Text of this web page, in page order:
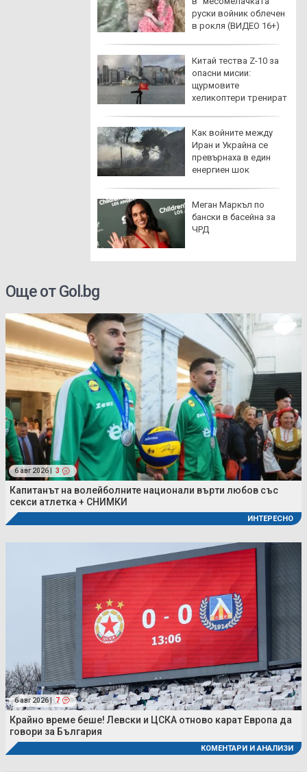
руски войник облечен
в рокля (ВИДЕО 16+)
Китай тества Z-10 за
опасни мисии:
щурмовите
хеликоптери тренират
Как войните между
Иран и Украйна се
превърнаха в един
енергиен шок
Меган Маркъл по
бански в басейна за
ЧРД
Още от Gol.bg
6 авг 2026 | 3
Капитанът на волейболните национали върти любов със
секси атлетка + СНИМКИ
ИНТЕРЕСНО
6 авг 2026 | 7
Крайно време беше! Левски и ЦСКА отново карат Европа да
говори за България
КОМЕНТАРИ И АНАЛИЗИ